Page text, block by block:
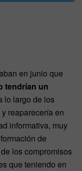
en junio que
tendrían un
lo largo de los
reaparecería en
informativa, muy
de
los compromisos
que teniendo en